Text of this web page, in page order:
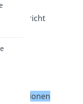
Bericht